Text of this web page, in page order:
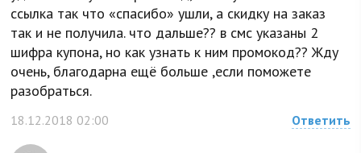
ссылка так что «спасибо» ушли, а скидку на заказ
так и не получила. что дальше?? в смс указаны 2
шифра купона, но как узнать к ним промокод?? Жду
очень, благодарна ещё больше ,если поможете
разобраться.
18.12.2018 02:00 Ответить